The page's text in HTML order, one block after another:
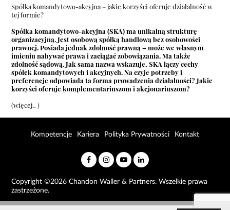
Spółka komandytowo-akcyjna – jakie korzyści oferuje działalność w
tej formie?
Spółka komandytowo-akcyjna (SKA) ma unikalną strukturę
organizacyjną. Jest osobową spółką handlową bez osobowości
prawnej. Posiada jednak zdolność prawną – może we własnym
imieniu nabywać prawa i zaciągać zobowiązania. Ma także
zdolność sądową. Jak sama nazwa wskazuje, SKA łączy cechy
spółek komandytowych i akcyjnych. Na czyje potrzeby i
preferencje odpowiada ta forma prowadzenia działalności? Jakie
korzyści oferuje komplementariuszom i akcjonariuszom?
(więcej…)
Copyright ©2026 Chandon Waller & Partners. Wszelkie prawa
zastrzeżone.
Kompetencje Kariera Polityka Prywatności Kontakt